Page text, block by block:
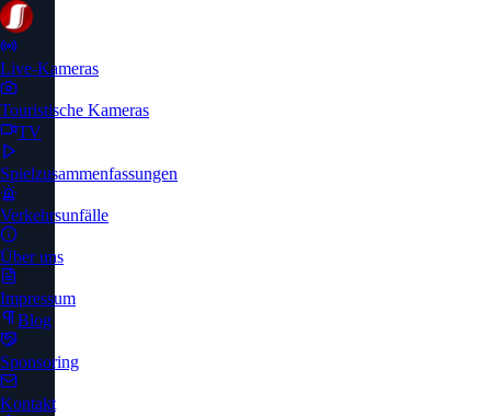
Live-Kameras
Touristische Kameras
TV
Spielzusammenfassungen
Verkehrsunfälle
Über uns
Impressum
Blog
Sponsoring
Kontakt